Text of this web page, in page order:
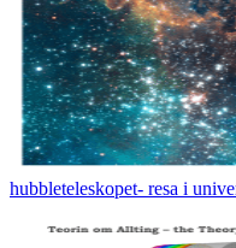
hubbleteleskopet- resa i